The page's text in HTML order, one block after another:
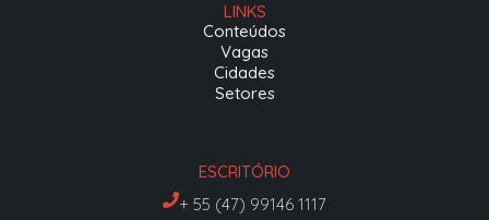
LINKS
Conteúdos
Vagas
Cidades
Setores
ESCRITÓRIO
+ 55 (47) 99146 1117